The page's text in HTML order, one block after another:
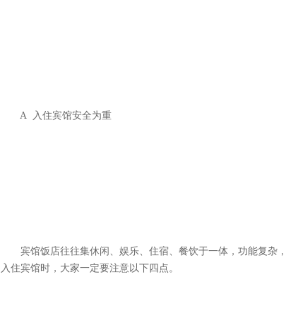
A 入住宾馆安全为重
宾馆饭店往往集休闲、娱乐、住宿、餐饮于一体，功能复杂
入住宾馆时，大家一定要注意以下四点。